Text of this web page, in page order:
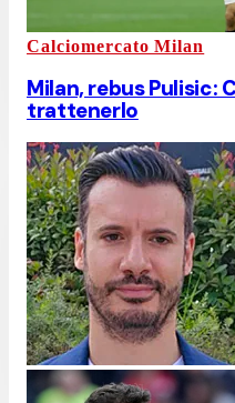
Calciomercato Milan
Milan, rebus Pulisic:
trattenerlo